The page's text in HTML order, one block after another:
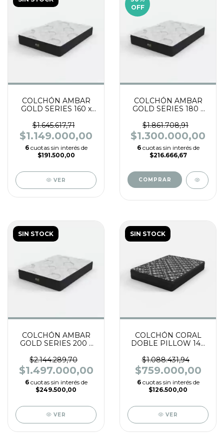
COLCHÓN AMBAR
GOLD SERIES 160 x
BICÓNICOS BONELL
CON PILLOW TOP,
TELA TEJIDO DE
PUNTO.
$1.645.617,71
$1.149.000,00
6 cuotas sin interés de
$191.500,00
VER
OFF
COLCHÓN AMBAR
GOLD SERIES 180 x
BICÓNICOS BONELL
CON PILLOW TOP,
TELA TEJIDO DE
PUNTO.
$1.861.708,91
$1.300.000,00
6 cuotas sin interés de
$216.666,67
SIN STOCK
COLCHÓN AMBAR
GOLD SERIES 200 x
BICÓNICOS BONELL
CON PILLOW TOP,
TELA TEJIDO DE
PUNTO.
$2.144.289,70
$1.497.000,00
6 cuotas sin interés de
$249.500,00
VER
SIN STOCK
COLCHÓN CORAL
DOBLE PILLOW 140
POCKET, TELA
TEJIDO DE PUNTO.
$1.088.431,94
$759.000,00
6 cuotas sin interés de
$126.500,00
VER